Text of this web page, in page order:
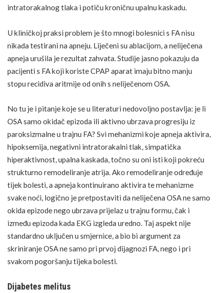
intratorakalnog tlaka i potiču kroničnu upalnu kaskadu.
U kliničkoj praksi problem je što mnogi bolesnici s FA nisu
nikada testirani na apneju. Liječeni su ablacijom, a neliječena
apneja urušila je rezultat zahvata. Studije jasno pokazuju da
pacijenti s FA koji koriste CPAP aparat imaju bitno manju
stopu recidiva aritmije od onih s neliječenom OSA.
No tu je i pitanje koje se u literaturi nedovoljno postavlja: je li
OSA samo okidač epizoda ili aktivno ubrzava progresiju iz
paroksizmalne u trajnu FA? Svi mehanizmi koje apneja aktivira,
hipoksemija, negativni intratorakalni tlak, simpatička
hiperaktivnost, upalna kaskada, točno su oni isti koji pokreću
strukturno remodeliranje atrija. Ako remodeliranje određuje
tijek bolesti, a apneja kontinuirano aktivira te mehanizme
svake noći, logično je pretpostaviti da neliječena OSA ne samo
okida epizode nego ubrzava prijelaz u trajnu formu, čak i
između epizoda kada EKG izgleda uredno. Taj aspekt nije
standardno uključen u smjernice, a bio bi argument za
skriniranje OSA ne samo pri prvoj dijagnozi FA, nego i pri
svakom pogoršanju tijeka bolesti.
Dijabetes melitus